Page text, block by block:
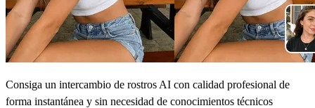
Consiga un intercambio de rostros AI con calidad profesional de
forma instantánea y sin necesidad de conocimientos técnicos